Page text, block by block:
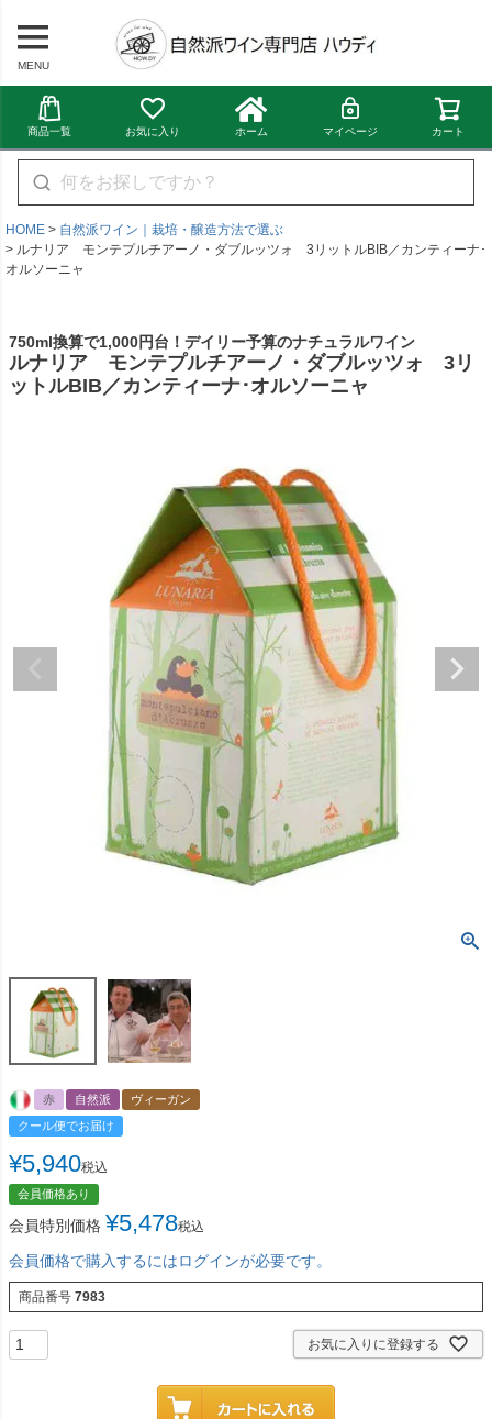
MENU
商品一覧 お気に入り ホーム マイページ カート
HOME
自然派ワイン｜栽培・醸造方法で選ぶ
ルナリア モンテプルチアーノ・ダブルッツォ 3リットルBIB／カンティーナ･
オルソーニャ
750ml換算で1,000円台！デイリー予算のナチュラルワイン
ルナリア モンテプルチアーノ・ダブルッツォ 3リ
ットルBIB／カンティーナ･オルソーニャ
赤 自然派
ヴィーガン
クール便でお届け
¥5,940税込
会員価格あり
会員特別価格 ¥5,478税込
会員価格で購入するにはログインが必要です。
商品番号 7983
お気に入りに登録する